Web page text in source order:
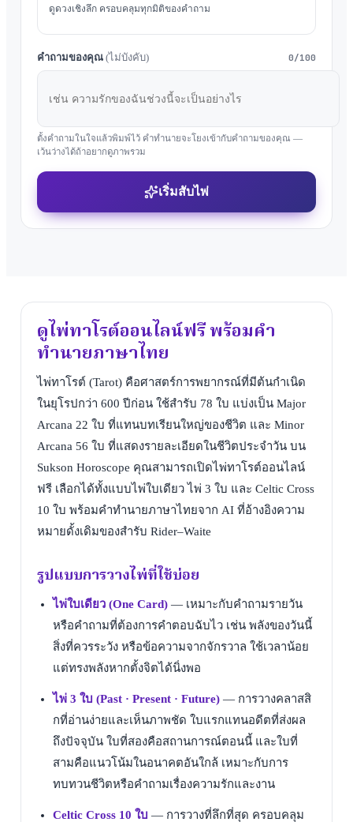
ดูดวงเชิงลึก ครอบคลุมทุกมิติของคำถาม
คำถามของคุณ (ไม่บังคับ) 0/100
ตั้งคำถามในใจแล้วพิมพ์ไว้ คำทำนายจะโยงเข้ากับคำถามของคุณ —
เว้นว่างได้ถ้าอยากดูภาพรวม
เริ่มสับไพ่
ดูไพ่ทาโรต์ออนไลน์ฟรี พร้อมคำ
ทำนายภาษาไทย
ไพ่ทาโรต์ (Tarot) คือศาสตร์การพยากรณ์ที่มีต้นกำเนิด
ในยุโรปกว่า 600 ปีก่อน ใช้สำรับ 78 ใบ แบ่งเป็น Major
Arcana 22 ใบ ที่แทนบทเรียนใหญ่ของชีวิต และ Minor
Arcana 56 ใบ ที่แสดงรายละเอียดในชีวิตประจำวัน บน
Sukson Horoscope คุณสามารถเปิดไพ่ทาโรต์ออนไลน์
ฟรี เลือกได้ทั้งแบบไพ่ใบเดียว ไพ่ 3 ใบ และ Celtic Cross
10 ใบ พร้อมคำทำนายภาษาไทยจาก AI ที่อ้างอิงความ
หมายดั้งเดิมของสำรับ Rider–Waite
รูปแบบการวางไพ่ที่ใช้บ่อย
ไพ่ใบเดียว (One Card)— เหมาะกับคำถามรายวัน
หรือคำถามที่ต้องการคำตอบฉับไว เช่น พลังของวันนี้
สิ่งที่ควรระวัง หรือข้อความจากจักรวาล ใช้เวลาน้อย
แต่ทรงพลังหากตั้งจิตได้นิ่งพอ
ไพ่ 3 ใบ (Past · Present · Future)— การวางคลาสสิ
กที่อ่านง่ายและเห็นภาพชัด ใบแรกแทนอดีตที่ส่งผล
ถึงปัจจุบัน ใบที่สองคือสถานการณ์ตอนนี้ และใบที่
สามคือแนวโน้มในอนาคตอันใกล้ เหมาะกับการ
ทบทวนชีวิตหรือคำถามเรื่องความรักและงาน
Celtic Cross 10 ใบ — การวางที่ลึกที่สุด ครอบคลุม